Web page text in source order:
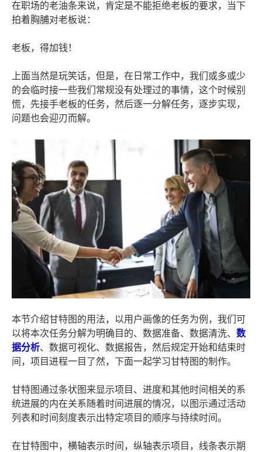
在职场的老油条来说，肯定是不能拒绝老板的要求，当下
拍着胸脯对老板说：
老板，得加钱！
上面当然是玩笑话，但是，在日常工作中，我们或多或少
的会临时接一些我们常规没有处理过的事情，这个时候别
慌，先接手老板的任务，然后逐一分解任务，逐步实现，
问题也会迎刃而解。
本节介绍甘特图的用法，以用户画像的任务为例，我们可
以将本次任务分解为明确目的、数据准备、数据清洗、 数
据分析、数据可视化、数据报告，然后规定开始和结束时
间，项目进程一目了然，下面一起学习甘特图的制作。
甘特图通过条状图来显示项目、进度和其他时间相关的系
统进展的内在关系随着时间进展的情况，以图示通过活动
列表和时间刻度表示出特定项目的顺序与持续时间。
在甘特图中，横轴表示时间，纵轴表示项目，线条表示期